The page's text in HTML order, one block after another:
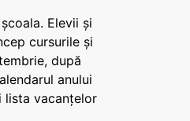
Elevii și
cursurile și
după
anului
lista vacanțelor